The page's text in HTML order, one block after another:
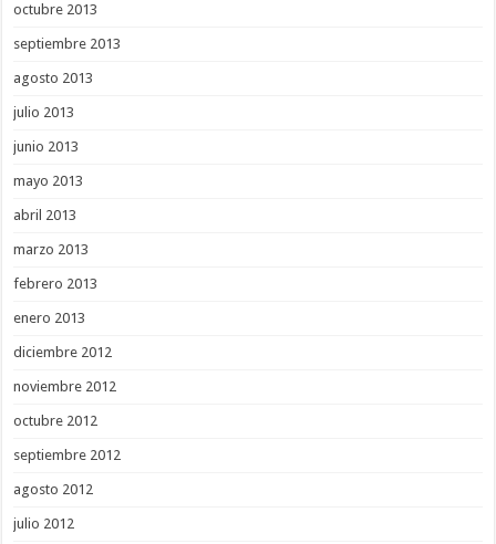
octubre 2013
septiembre 2013
agosto 2013
julio 2013
junio 2013
mayo 2013
abril 2013
marzo 2013
febrero 2013
enero 2013
diciembre 2012
noviembre 2012
octubre 2012
septiembre 2012
agosto 2012
julio 2012